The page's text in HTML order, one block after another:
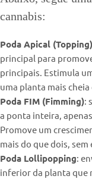
cannabis:
Poda Apical (Topping)
principal para
principais. Estimula
uma planta mais
Poda FIM (Fimming):
a ponta inteira,
Promove um
mais do que dois,
Poda Lollipopping:
inferior da planta que